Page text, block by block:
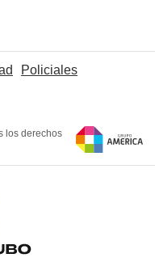
Policiales
los derechos